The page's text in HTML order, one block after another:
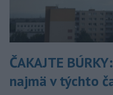
ČAKAJTE
najmä v týchto